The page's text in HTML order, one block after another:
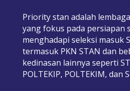
Priority stan adalah
yang fokus pada persiapan
menghadapi seleksi masuk
termasuk PKN STAN dan
kedinasan lainnya seperti
POLTEKIP, POLTEKIM, dan